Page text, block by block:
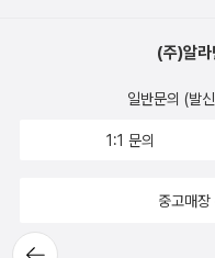
뒤로가
(주)알라
일반문의 (발
1:1 문의
중고매